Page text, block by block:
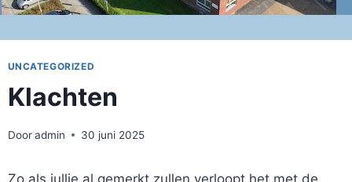
UNCATEGORIZED
Klachten
Door admin 30 juni 2025
Zo als jullie al gemerkt zullen verloopt het met de